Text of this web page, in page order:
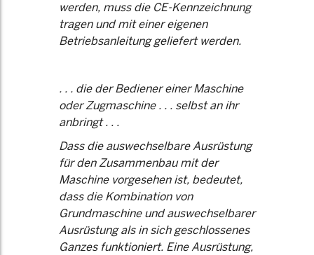
werden, muss die CE-Kennzeichnung
tragen und mit einer eigenen
Betriebsanleitung geliefert werden.
. . . die der Bediener einer Maschine
oder Zugmaschine . . . selbst an ihr
anbringt . . .
Dass die auswechselbare Ausrüstung
für den Zusammenbau mit der
Maschine vorgesehen ist, bedeutet,
dass die Kombination von
Grundmaschine und auswechselbarer
Ausrüstung als in sich geschlossenes
Ganzes funktioniert. Eine Ausrüstung,